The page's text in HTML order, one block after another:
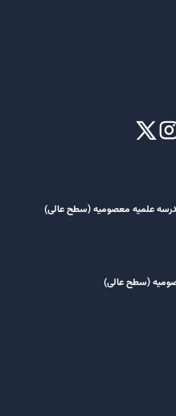
علمیه معصومیه‌ (سطح عالی)
(سطح عالی)